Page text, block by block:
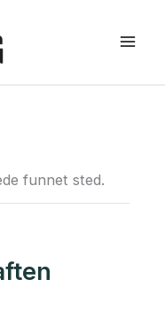
funnet sted.